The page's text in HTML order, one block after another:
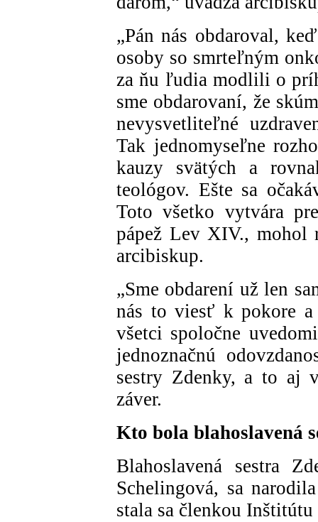
„Pán nás obdaroval,
osoby so smrteľným
za ňu ľudia modlili o
sme obdarovaní, že
nevysvetliteľné
Tak jednomyseľne
kauzy svätých a
teológov. Ešte sa
Toto všetko vytvára
pápež Lev XIV., mohol
arcibiskup.
„Sme obdarení už len
nás to viesť k pokore a
všetci spoločne
jednoznačnú
sestry Zdenky, a to aj
záver.
Kto bola blahoslavená
Blahoslavená sestra
Schelingová, sa
stala sa členkou